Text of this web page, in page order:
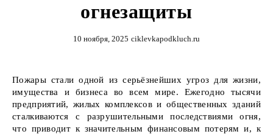
огнезащиты
10 ноября, 2025 ciklevkapodkluch.ru
Пожары стали одной из серьёзнейших угроз для жизни,
имущества и бизнеса во всем мире. Ежегодно тысячи
предприятий, жилых комплексов и общественных зданий
сталкиваются с разрушительными последствиями огня,
что приводит к значительным финансовым потерям и, к